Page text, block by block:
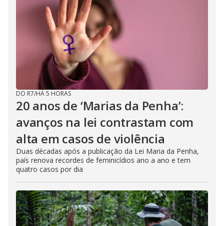
DO R7/HÁ 5 HORAS
20 anos de ‘Marias da Penha’:
avanços na lei contrastam com
alta em casos de violência
Duas décadas após a publicação da Lei Maria da Penha,
país renova recordes de feminicídios ano a ano e tem
quatro casos por dia